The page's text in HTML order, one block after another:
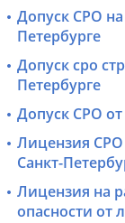
Допуск СРО
Петербурге
Допуск сро
Петербурге
Допуск СРО
Лицензия СРО
Санкт-
Лицензия на
опасности от